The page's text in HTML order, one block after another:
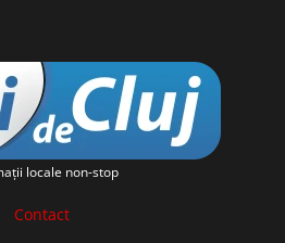
locale non-stop
Contact